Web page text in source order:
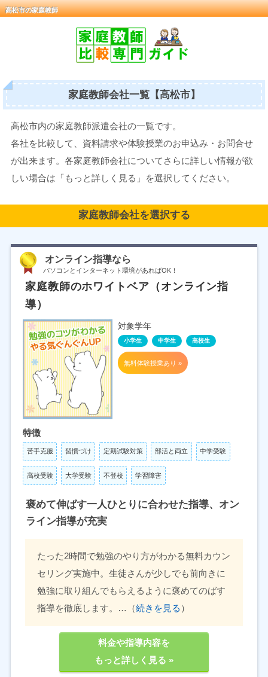
高松市の家庭教師
家庭教師会社一覧【高松市】
高松市内の家庭教師派遣会社の一覧です。
各社を比較して、資料請求や体験授業のお申込み・お問合せ
が出来ます。各家庭教師会社についてさらに詳しい情報が欲
しい場合は「もっと詳しく見る」を選択してください。
家庭教師会社を選択する
オンライン指導なら
パソコンとインターネット環境があればOK！
家庭教師のホワイトベア（オンライン指
導）
対象学年
小学生 中学生 高校生
無料体験授業あり »
特徴
苦手克服 習慣づけ 定期試験対策 部活と両立 中学受験
高校受験 大学受験 不登校 学習障害
褒めて伸ばす一人ひとりに合わせた指導、オン
ライン指導が充実
たった2時間で勉強のやり方がわかる無料カウン
セリング実施中。生徒さんが少しでも前向きに
勉強に取り組んでもらえるように褒めてのばす
指導を徹底します。…（続きを見る ）
料金や指導内容を
もっと詳しく見る »